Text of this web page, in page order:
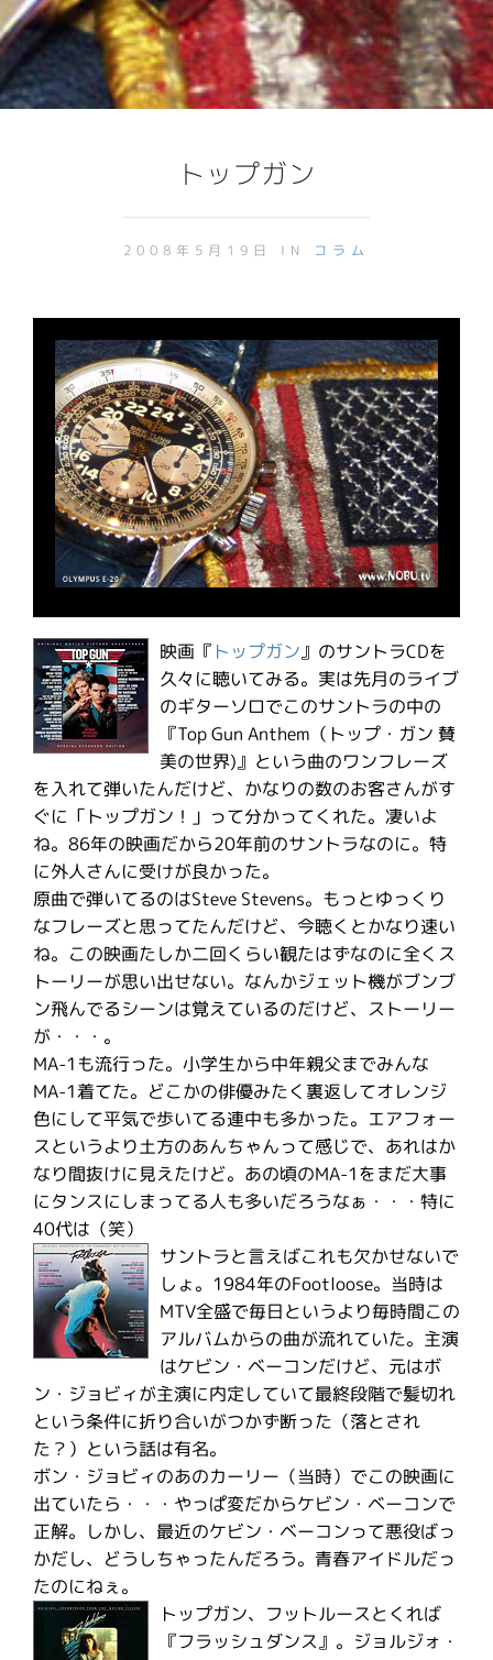
トップガン
2008年5月19日 IN コラム
映画『 トップガン』のサントラCDを
久々に聴いてみる。実は先月のライブ
のギターソロでこのサントラの中の
『Top Gun Anthem（トップ・ガン 賛
美の世界)』という曲のワンフレーズ
を入れて弾いたんだけど、かなりの数のお客さんがす
ぐに「トップガン！」って分かってくれた。凄いよ
ね。86年の映画だから20年前のサントラなのに。特
に外人さんに受けが良かった。
原曲で弾いてるのはSteve Stevens。もっとゆっくり
なフレーズと思ってたんだけど、今聴くとかなり速い
ね。この映画たしか二回くらい観たはずなのに全くス
トーリーが思い出せない。なんかジェット機がブンブ
ン飛んでるシーンは覚えているのだけど、ストーリー
が・・・。
MA-1も流行った。小学生から中年親父までみんな
MA-1着てた。どこかの俳優みたく裏返してオレンジ
色にして平気で歩いてる連中も多かった。エアフォー
スというより土方のあんちゃんって感じで、あれはか
なり間抜けに見えたけど。あの頃のMA-1をまだ大事
にタンスにしまってる人も多いだろうなぁ・・・特に
40代は（笑）
サントラと言えばこれも欠かせないで
しょ。1984年のFootloose。当時は
MTV全盛で毎日というより毎時間この
アルバムからの曲が流れていた。主演
はケビン・ベーコンだけど、元はボ
ン・ジョビィが主演に内定していて最終段階で髪切れ
という条件に折り合いがつかず断った（落とされ
た？）という話は有名。
ボン・ジョビィのあのカーリー（当時）でこの映画に
出ていたら・・・やっぱ変だからケビン・ベーコンで
正解。しかし、最近のケビン・ベーコンって悪役ばっ
かだし、どうしちゃったんだろう。青春アイドルだっ
たのにねぇ。
トップガン、フットルースとくれば
『フラッシュダンス』。ジョルジォ・